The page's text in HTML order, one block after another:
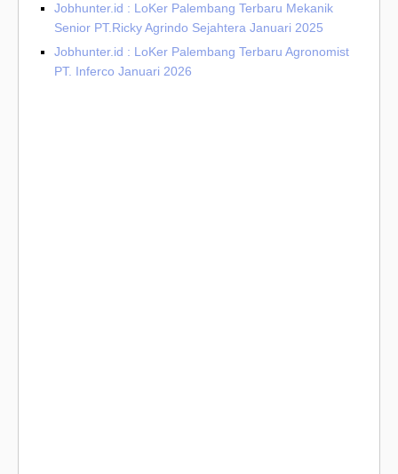
Jobhunter.id : LoKer Palembang Terbaru Mekanik
Senior PT.Ricky Agrindo Sejahtera Januari 2025
Jobhunter.id : LoKer Palembang Terbaru Agronomist
PT. Inferco Januari 2026